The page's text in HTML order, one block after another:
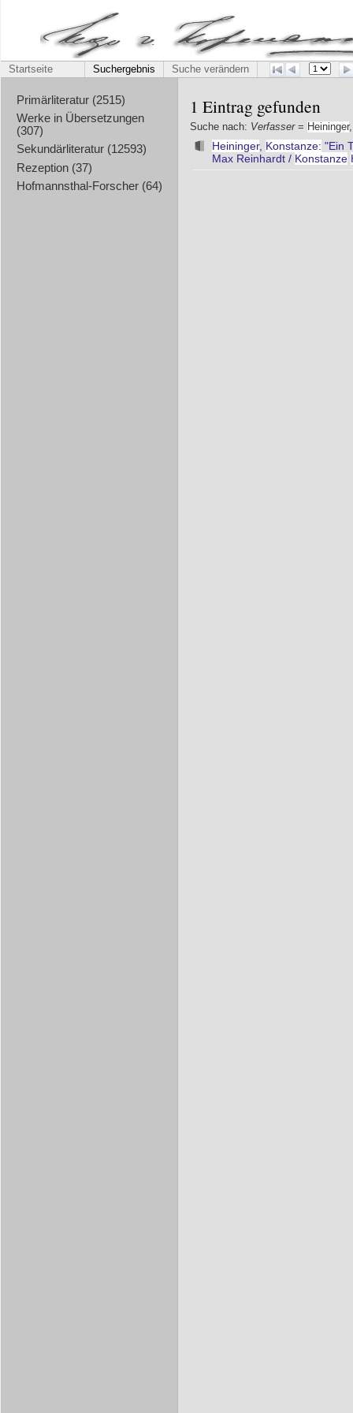
Startseite Suchergebnis Suche verändern
Primärliteratur (2515)
Werke in Übersetzungen
(307)
Sekundärliteratur (12593)
Rezeption (37)
Hofmannsthal-Forscher (64)
1 Eintrag gefunden
Suche nach: Verfasser= Heininger
Heininger, Konstanze: "Ein
Max Reinhardt / Konstanze